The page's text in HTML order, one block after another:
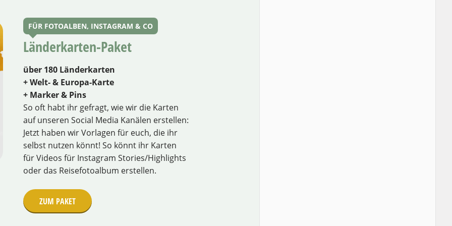
FÜR FOTOALBEN, INSTAGRAM & CO
Länderkarten-Paket
über 180 Länderkarten
+ Welt- & Europa-Karte
+ Marker & Pins
So oft habt ihr gefragt, wie wir die Karten
auf unseren Social Media Kanälen erstellen:
Jetzt haben wir Vorlagen für euch, die ihr
selbst nutzen könnt! So könnt ihr Karten
für Videos für Instagram Stories/Highlights
oder das Reisefotoalbum erstellen.
ZUM PAKET